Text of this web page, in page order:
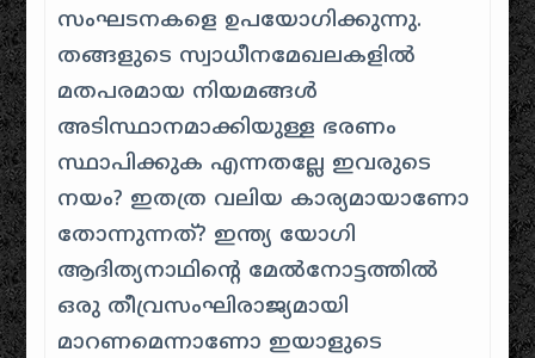
സംഘടനകളെ ഉപയോ​ഗിക്കുന്നു.
തങ്ങളുടെ സ്വാധീനമേഖലകളിൽ
മതപരമായ നിയമങ്ങൾ
അടിസ്ഥാനമാക്കിയുള്ള ഭരണം
സ്ഥാപിക്കുക എന്നതല്ലേ ഇവരുടെ
നയം? ഇതത്ര വലിയ കാര്യമായാണോ
തോന്നുന്നത്? ഇന്ത്യ യോഗി
ആദിത്യനാഥിന്റെ മേൽനോട്ടത്തിൽ
ഒരു തീവ്രസംഘിരാജ്യമായി
മാറണമെന്നാണോ ഇയാളുടെ